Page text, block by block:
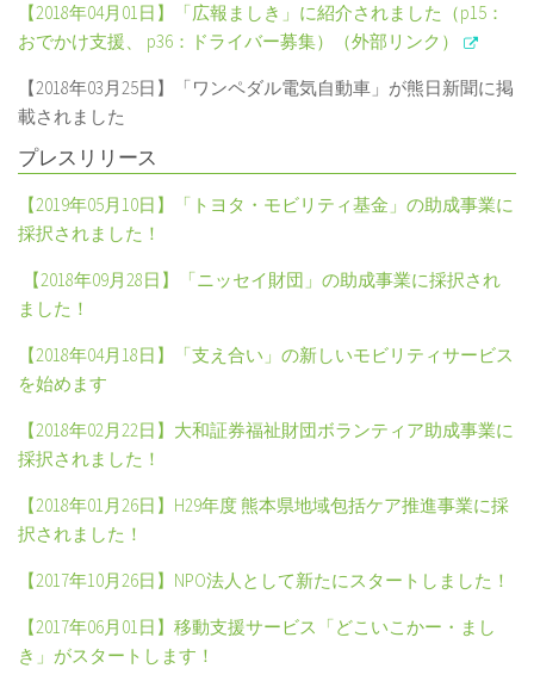
【2018年04月01日】「広報ましき」に紹介されました（p15：
おでかけ支援、 p36：ドライバー募集）（外部リンク）
【2018年03月25日】「ワンペダル電気自動車」が熊日新聞に掲
載されました
プレスリリース
【2019年05月10日】「トヨタ・モビリティ基金」の助成事業に
採択されました！
【2018年09月28日】「ニッセイ財団」の助成事業に採択され
ました！
【2018年04月 18日】「支え合い」の新しいモビリティサービス
を始めます
【2018年02月22日】大和証券福祉財団ボランティア助成事業に
採択されました！
【2018年01月26日】 H29年度 熊本県地域包括ケア推進事業に採
択されました！
【2017年10月26日】 NPO法人として新たにスタートしました！
【2017年06月 01日】移動支援サービス「どこいこかー・まし
き」がスタートします！